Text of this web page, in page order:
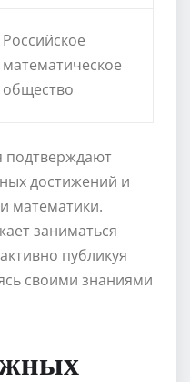
Российское
математическое
общество
подтверждают
достижений и
математики.
заниматься
публикуя
своими знаниями